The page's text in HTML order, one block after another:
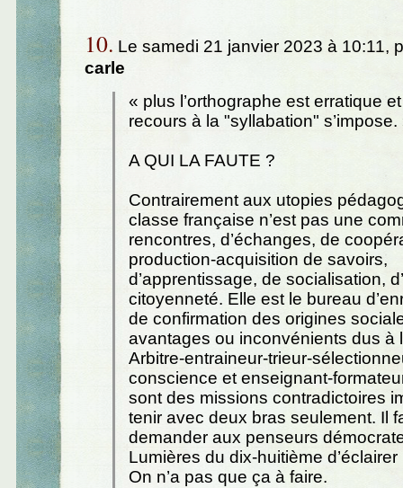
10. Le samedi 21 janvier 2023 à 10:11,
carle
« plus l’orthographe est erratique
recours à la "syllabation" s’impose.
A QUI LA FAUTE ?
Contrairement aux utopies
classe française n’est pas une
rencontres, d’échanges, de
production-acquisition de savoirs,
d’apprentissage, de socialisation,
citoyenneté. Elle est le bureau
de confirmation des origines
avantages ou inconvénients dus à
Arbitre-entraineur-trieur-
conscience et enseignant-
sont des missions contradictoires
tenir avec deux bras seulement. Il
demander aux penseurs
Lumières du dix-huitième
On n’a pas que ça à faire.